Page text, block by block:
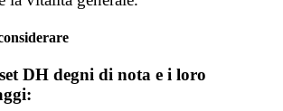
DH degni di nota e i loro